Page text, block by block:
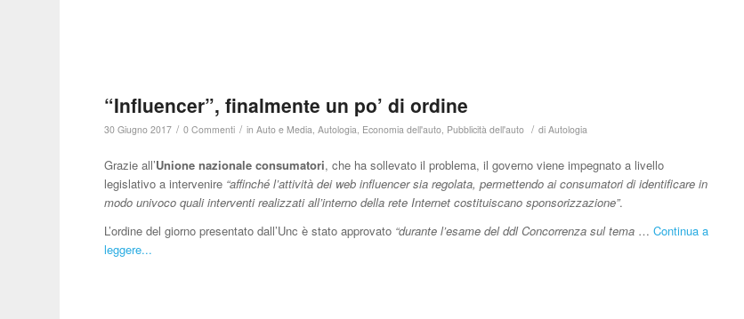
“Influencer”, finalmente un po’ di ordine
30 Giugno 2017 / 0 Commenti / inAuto e Media ,Autologia Economia dell'auto Pubblicità dell'auto / diAutologia
Grazie all’Unione nazionale consumatori, che ha sollevato il problema, il governo viene impegnato a livello
legislativo a intervenire “affinché l’attività dei web influencer sia regolata, permettendo ai consumatori di identificare in
modo univoco quali interventi realizzati all’interno della rete Internet costituiscano sponsorizzazione”.
L’ordine del giorno presentato dall’Unc è stato approvato “durante l’esame del ddl Concorrenza sul tema …Continua a
leggere...